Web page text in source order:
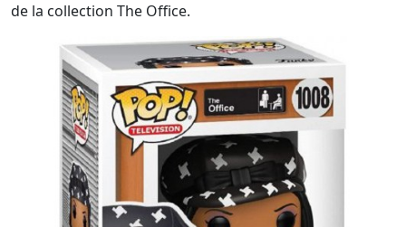
de la collection The Office.